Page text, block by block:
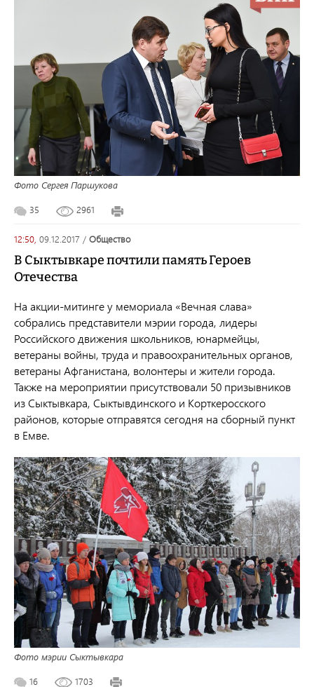
Фото Сергея Паршукова
35 2961
12:50, 09.12.2017 / общество
В Сыктывкаре почтили память Героев
Отечества
На акции-митинге у мемориала «Вечная слава»
собрались представители мэрии города, лидеры
Российского движения школьников, юнармейцы,
ветераны войны, труда и правоохранительных органов,
ветераны Афганистана, волонтеры и жители города.
Также на мероприятии присутствовали 50 призывников
из Сыктывкара, Сыктывдинского и Корткеросского
районов, которые отправятся сегодня на сборный пункт
в Емве.
Фото мэрии Сыктывкара
16 1703